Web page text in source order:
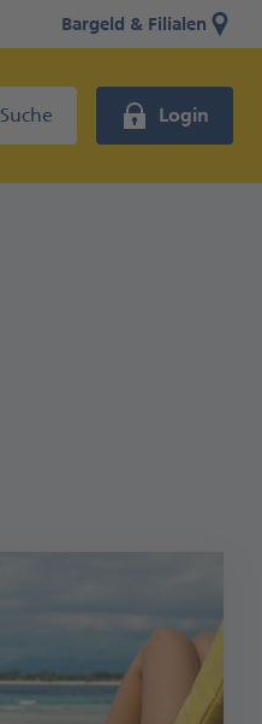
Bargeld & Filialen
Suche Login